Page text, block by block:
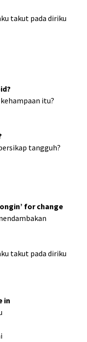
takut pada diriku
itu?
tangguh?
for change
takut pada diriku
in